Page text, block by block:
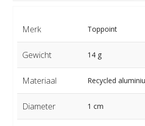
Merk Toppoint
Gewicht 14 g
Materiaal Recycled
Diameter 1 cm